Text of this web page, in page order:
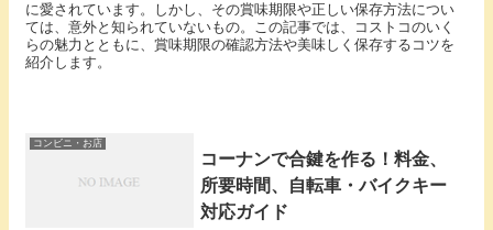
に愛されています。しかし、その賞味期限や正しい保存方法につい
ては、意外と知られていないもの。この記事では、コストコのいく
らの魅力とともに、賞味期限の確認方法や美味しく保存するコツを
紹介します。
コンビニ・お店
コーナンで合鍵を作る！料金、
所要時間、自転車・バイクキー
対応ガイド